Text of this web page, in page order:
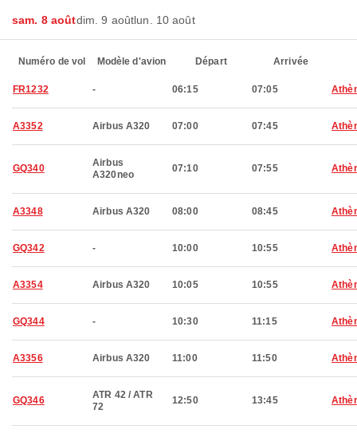
sam. 8 aoûtdim. 9 aoûtlun. 10 août
Numéro de vol Modèle d'avion Départ Arrivée
FR1232 - 06:15 07:05
A3352 Airbus A320 07:00 07:45
GQ340
Airbus
A320neo
07:10 07:55
A3348 Airbus A320 08:00 08:45
GQ342 - 10:00 10:55
A3354 Airbus A320 10:05 10:55
GQ344 - 10:30 11:15
A3356 Airbus A320 11:00 11:50
GQ346
ATR 42 / ATR
72
12:50 13:45